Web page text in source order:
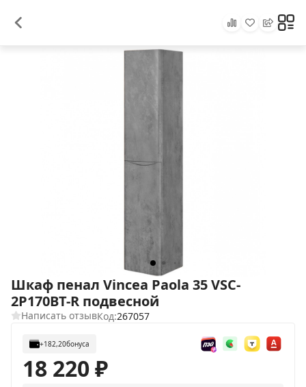
Шкаф пенал Vincea Paola 35 VSC-
2P170BT-R подвесной
Написать отзывКод:267057
+182,20бонуса
18 220₽